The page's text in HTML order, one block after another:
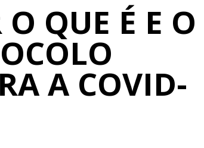
QUE É E O
A COVID-